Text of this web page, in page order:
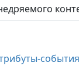
события